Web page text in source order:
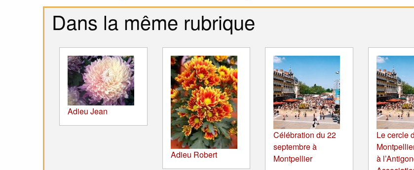
Dans la même rubrique
Adieu Jean
Adieu Robert
Célébration du 22
septembre à
Montpellier
Le cercle
à